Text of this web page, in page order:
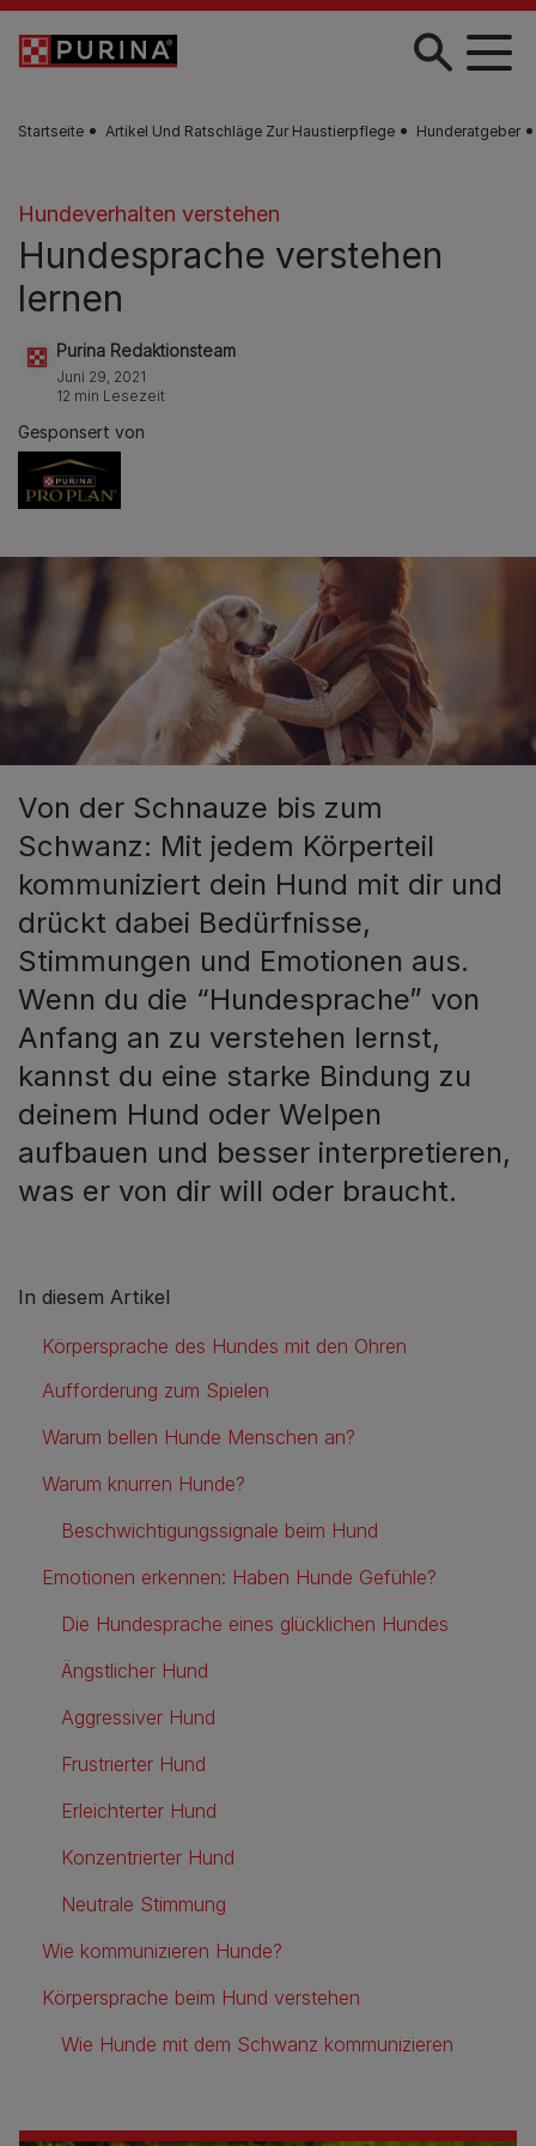
Zum Hauptinhalt springen
Startseite Artikel Und Ratschläge Zur Haustierpflege Hunderatgeber
Hundeverhalten verstehen
Hundesprache verstehen
lernen
Purina Redaktionsteam
Juni 29, 2021
12 min Lesezeit
Gesponsert von
Von der Schnauze bis zum
Schwanz: Mit jedem Körperteil
kommuniziert dein Hund mit dir und
drückt dabei Bedürfnisse,
Stimmungen und Emotionen aus.
Wenn du die “Hundesprache” von
Anfang an zu verstehen lernst,
kannst du eine starke Bindung zu
deinem Hund oder Welpen
aufbauen und besser interpretieren,
was er von dir will oder braucht.
In diesem Artikel
Körpersprache des Hundes mit den Ohren
Aufforderung zum Spielen
Warum bellen Hunde Menschen an?
Warum knurren Hunde?
Beschwichtigungssignale beim Hund
Emotionen erkennen: Haben Hunde Gefühle?
Die Hundesprache eines glücklichen Hundes
Ängstlicher Hund
Aggressiver Hund
Frustrierter Hund
Erleichterter Hund
Konzentrierter Hund
Neutrale Stimmung
Wie kommunizieren Hunde?
Körpersprache beim Hund verstehen
Wie Hunde mit dem Schwanz kommunizieren